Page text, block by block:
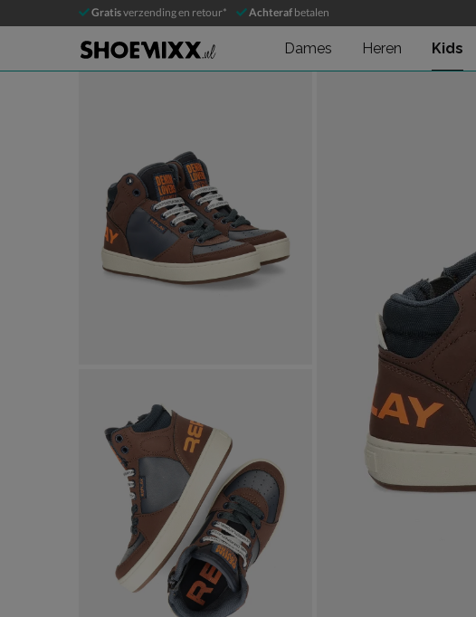
Gratisverzending en retour* Achteraf betalen
Dames Heren Kids
Replay Cobra 1
Hoge sneakers